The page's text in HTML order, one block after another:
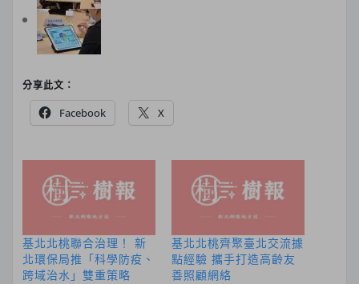
分享此文：
Facebook X
基北北桃聯合治理！ 新
北環保局推「科學防疫、
跨域治水」雙重策略
基北北桃齊聚臺北交流據
點經驗 攜手打造高齡友
善照顧網絡